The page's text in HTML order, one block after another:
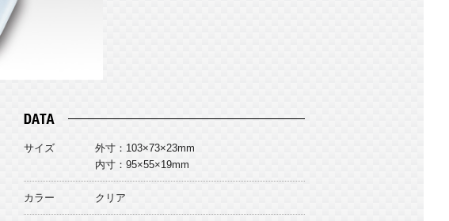
サイズ
外寸：103×73×23mm
内寸：95×55×19mm
カラー クリア